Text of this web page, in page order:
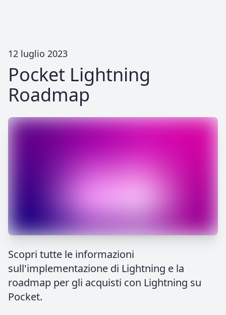
12 luglio 2023
Pocket Lightning
Roadmap
Scopri tutte le informazioni
sull'implementazione di Lightning e la
roadmap per gli acquisti con Lightning su
Pocket.